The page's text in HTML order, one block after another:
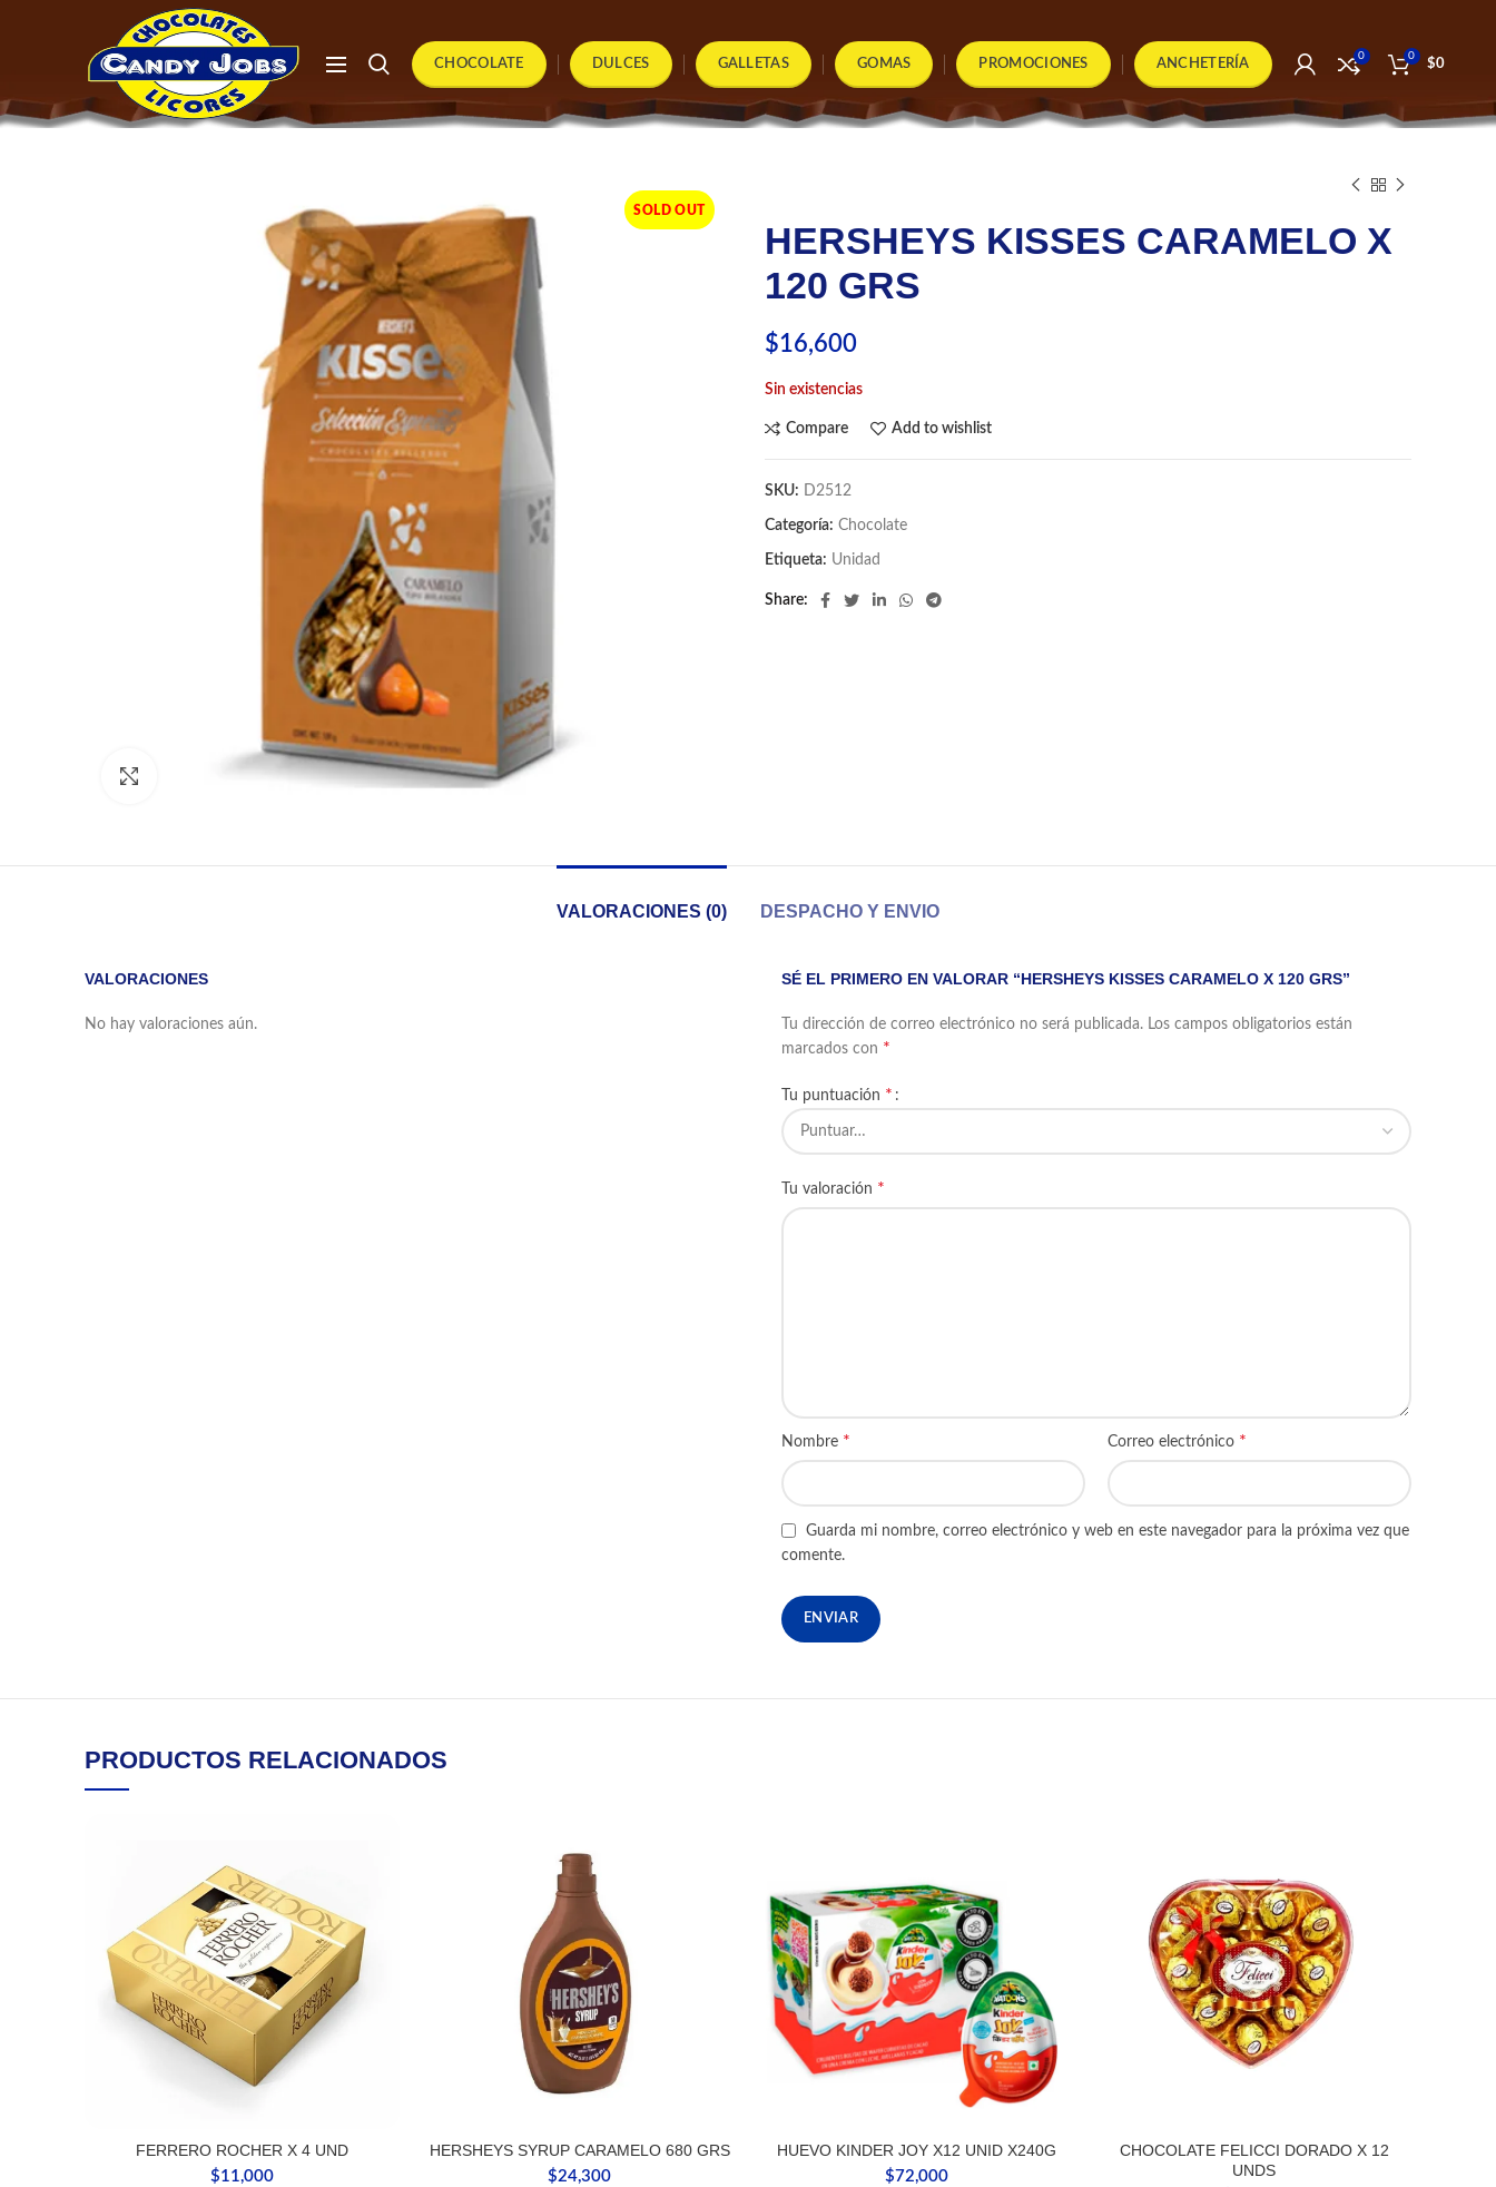
CHOCOLATE DULCES GALLETAS GOMAS PROMOCIONES ANCHETERÍA
0 0
$0
SOLD OUT
HERSHEYS KISSES CARAMELO X
120 GRS
$16,600
Sin existencias
Compare Add to wishlist
SKU: D2512
Categoría: Chocolate
Etiqueta: Unidad
Share
VALORACIONES (0) DESPACHO Y ENVIO
VALORACIONES
No hay valoraciones aún.
SÉ EL PRIMERO EN VALORAR “HERSHEYS KISSES CARAMELO X 120 GRS”
Tu dirección de correo electrónico no será publicada. Los campos obligatorios están
marcados con *
Tu puntuación *
Tu valoración *
Nombre * Correo electrónico *
Guarda mi nombre, correo electrónico y web en este navegador para la próxima vez que
comente.
PRODUCTOS RELACIONADOS
FERRERO ROCHER X 4 UND
$11,000
HERSHEYS SYRUP CARAMELO 680 GRS
$24,300
HUEVO KINDER JOY X12 UNID X240G
$72,000
CHOCOLATE FELICCI DORADO X 12
UNDS